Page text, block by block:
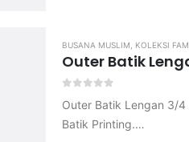
BUSANA MUSLIM KOLEKSI
Outer Batik
Outer Batik Lengan 3/4
Batik Printing.